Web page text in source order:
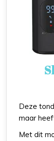
Deze
maar
Met dit